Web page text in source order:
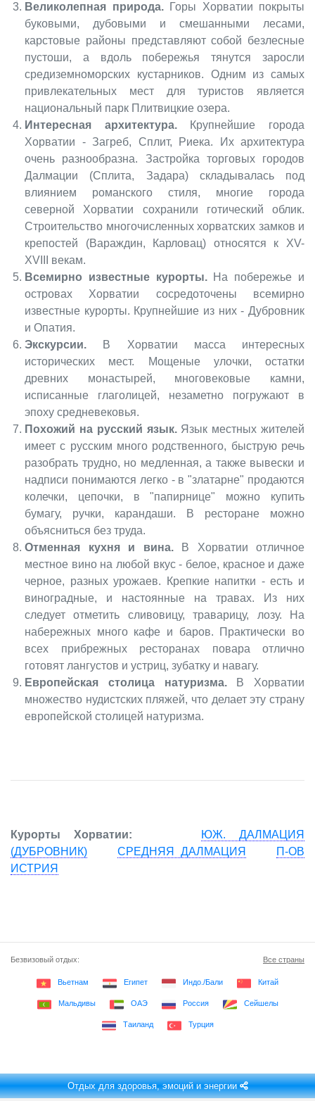
Великолепная природа.Горы Хорватии покрыты
буковыми, дубовыми и смешанными лесами,
карстовые районы представляют собой безлесные
пустоши, а вдоль побережья тянутся заросли
средиземноморских кустарников. Одним из самых
привлекательных мест для туристов является
национальный парк Плитвицкие озера.
Интересная архитектура.Крупнейшие города
Хорватии - Загреб, Сплит, Риека. Их архитектура
очень разнообразна. Застройка торговых городов
Далмации (Сплита, Задара) складывалась под
влиянием романского стиля, многие города
северной Хорватии сохранили готический облик.
Строительство многочисленных хорватских замков и
крепостей (Вараждин, Карловац) относятся к XV-
XVIII векам.
Всемирно известные курорты.На побережье и
островах Хорватии сосредоточены всемирно
известные курорты. Крупнейшие из них - Дубровник
и Опатия.
Экскурсии. В Хорватии масса интересных
исторических мест. Мощеные улочки, остатки
древних монастырей, многовековые камни,
исписанные глаголицей, незаметно погружают в
эпоху средневековья.
Похожий на русский язык. Язык местных жителей
имеет с русским много родственного, быструю речь
разобрать трудно, но медленная, а также вывески и
надписи понимаются легко - в "златарне" продаются
колечки, цепочки, в "папирнице" можно купить
бумагу, ручки, карандаши. В ресторане можно
объясниться без труда.
Отменная кухня и вина.В Хорватии отличное
местное вино на любой вкус - белое, красное и даже
черное, разных урожаев. Крепкие напитки - есть и
виноградные, и настоянные на травах. Из них
следует отметить сливовицу, траварицу, лозу. На
набережных много кафе и баров. Практически во
всех прибрежных ресторанах повара отлично
готовят лангустов и устриц, зубатку и навагу.
Европейская столица натуризма.
В Хорватии
множество нудистских пляжей, что делает эту страну
европейской столицей натуризма.
Курорты Хорватии:
ЮЖ. ДАЛМАЦИЯ
(ДУБРОВНИК)
СРЕДНЯЯ ДАЛМАЦИЯ
П-ОВ
ИСТРИЯ
Безвизовый отдых: Все страны
Вьетнам Египет Индо./Бали Китай
Мальдивы ОАЭ Россия Сейшелы
Таиланд Турция
Отдых для здоровья, эмоций и энергии